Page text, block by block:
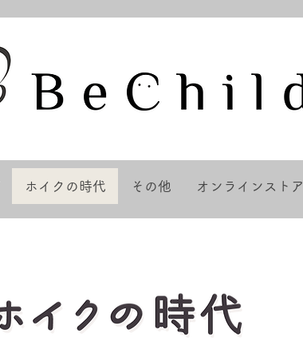
ホイクの時代 その他 オンラインストア